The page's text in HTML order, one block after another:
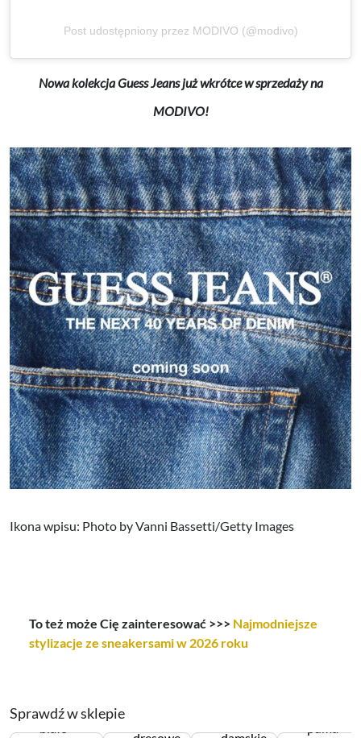
Post udostępniony przez MODIVO (@modivo)
Nowa kolekcja Guess Jeans już wkrótce w sprzedaży na
MODIVO!
Ikona wpisu: Photo by Vanni Bassetti/Getty Images
To też może Cię zainteresować >>> Najmodniejsze
stylizacje ze sneakersami w 2026 roku
Sprawdź w sklepie